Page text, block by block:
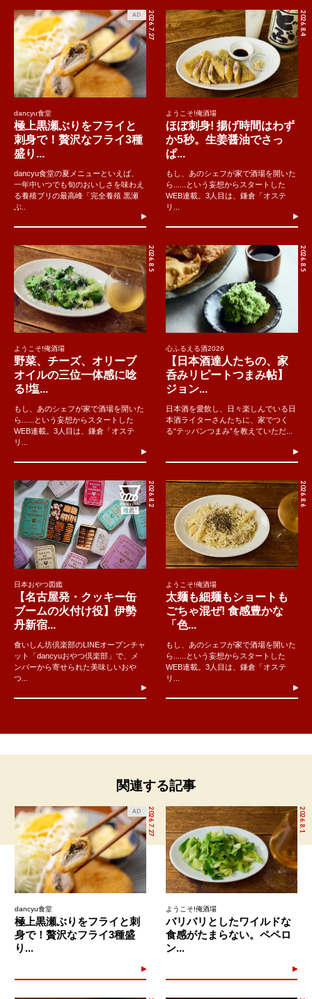
2026.7.27
AD
dancyu食堂
極上黒瀬ぶりをフライと
刺身で！贅沢なフライ3種
盛り...
dancyu食堂の夏メニューといえば、
一年中いつでも旬のおいしさを味わえ
る養殖ブリの最高峰「完全養殖 黒瀬
ぶ..
2026.8.4
ようこそ!俺酒場
ほぼ刺身! 揚げ時間はわず
か5秒。生姜醤油でさっ
ぱ...
もし、あのシェフが家で酒場を開いた
ら......という妄想からスタートした
WEB連載。3人目は、鎌倉「オステ
リ...
2026.8.5
ようこそ!俺酒場
野菜、チーズ、オリーブ
オイルの三位一体感に唸
る!塩...
もし、あのシェフが家で酒場を開いた
ら......という妄想からスタートした
WEB連載。3人目は、鎌倉「オステ
リ...
2026.8.5
心ふるえる酒2026
【日本酒達人たちの、家
呑みリピートつまみ帖】
ジョン...
日本酒を愛飲し、日々楽しんでいる日
本酒ライターさんたちに、家でつく
る“テッパンつまみ”を教えていただ...
2026.8.2
日本おやつ図鑑
【名古屋発・クッキー缶
ブームの火付け役】伊勢
丹新宿...
食いしん坊倶楽部のLINEオープンチャ
ット「dancyuおやつ倶楽部」で、メ
ンバーから寄せられた美味しいおや
つ...
2026.8.6
ようこそ!俺酒場
太麺も細麺もショートも
ごちゃ混ぜ! 食感豊かな
「色...
もし、あのシェフが家で酒場を開いた
ら......という妄想からスタートした
WEB連載。3人目は、鎌倉「オステ
リ...
関連する記事
2026.7.27
AD
dancyu食堂
極上黒瀬ぶりをフライと刺
身で！贅沢なフライ3種盛
り...
2026.8.1
ようこそ!俺酒場
バリバリとしたワイルドな
食感がたまらない。ペペロ
ン...